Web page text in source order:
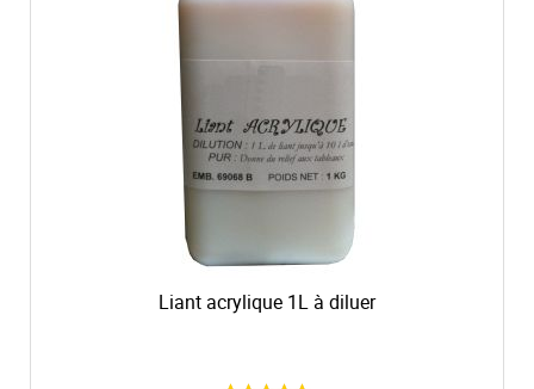
Liant acrylique 1L à diluer